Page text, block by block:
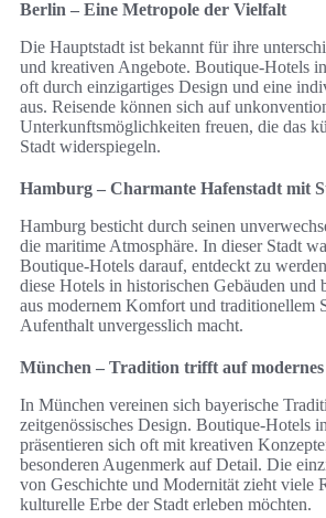
Berlin – Eine Metropole der Vielfalt
Die Hauptstadt ist bekannt für ihre
und kreativen Angebote. Boutique-Hotels
oft durch einzigartiges Design und eine
aus. Reisende können sich auf
Unterkunftsmöglichkeiten freuen, die das
Stadt widerspiegeln.
Hamburg – Charmante Hafenstadt mit
Hamburg besticht durch seinen
die maritime Atmosphäre. In dieser Stadt
Boutique-Hotels darauf, entdeckt zu
diese Hotels in historischen Gebäuden und
aus modernem Komfort und traditionellem
Aufenthalt unvergesslich macht.
München – Tradition trifft auf modernes
In München vereinen sich bayerische
zeitgenössisches Design. Boutique-Hotels
präsentieren sich oft mit kreativen
besonderen Augenmerk auf Detail. Die
von Geschichte und Modernität zieht viele
kulturelle Erbe der Stadt erleben möchten.